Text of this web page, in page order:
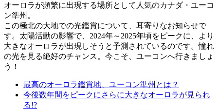
オーロラが頻繁に出現する場所として人気のカナダ・ユーコ
ン準州。
この極北の大地での光鑑賞について、耳寄りなお知らせで
す。太陽活動の影響で、2024年～2025年頃をピークに、より
大きなオーロラが出現しそうと予測されているのです。憧れ
の光を見る絶好のチャンス。今こそ、ユーコンへ行きましょ
う！
最高のオーロラ鑑賞地、ユーコン準州とは？
今後数年間をピークにさらに大きなオーロラが見られ
る!?